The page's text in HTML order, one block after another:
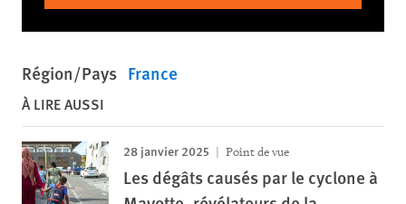
Région/Pays France
À LIRE AUSSI
28 janvier 2025 Point de vue
Les dégâts causés par le cyclone à